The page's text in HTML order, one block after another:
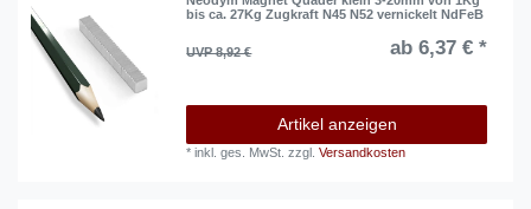
bis ca. 27Kg Zugkraft N45 N52 vernickelt NdFeB
UVP 8,92 € ab 6,37 € *
Artikel anzeigen
*inkl. ges. MwSt. zzgl.Versandkosten